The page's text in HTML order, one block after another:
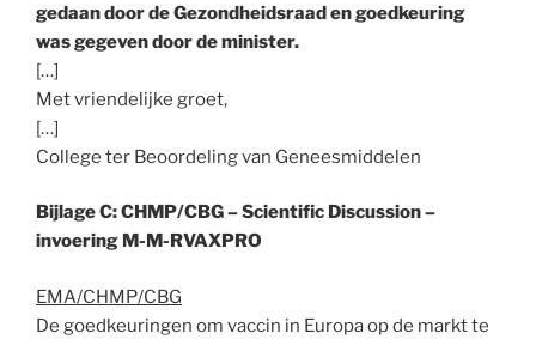
gedaan door de Gezondheidsraad en goedkeuring
was gegeven door de minister.
[…]
Met vriendelijke groet,
[…]
College ter Beoordeling van Geneesmiddelen
Bijlage C: CHMP/CBG – Scientific Discussion –
invoering M-M-RVAXPRO
EMA/CHMP/CBG
De goedkeuringen om vaccin in Europa op de markt te